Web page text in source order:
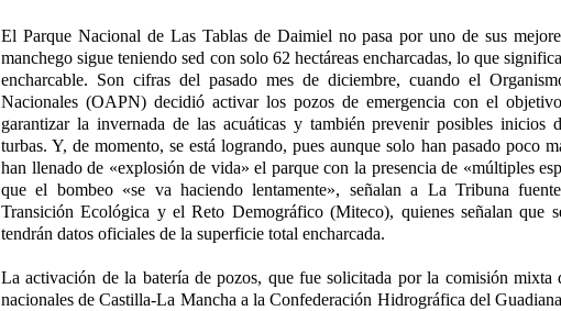
El Parque Nacional de Las Tablas de Daimiel no pasa por uno de sus
manchego sigue teniendo sed con solo 62 hectáreas encharcadas, lo que
encharcable. Son cifras del pasado mes de diciembre, cuando el
Nacionales (OAPN) decidió activar los pozos de emergencia con el
garantizar la invernada de las acuáticas y también prevenir posibles inicios
turbas. Y, de momento, se está logrando, pues aunque solo han pasado poco
han llenado de «explosión de vida» el parque con la presencia de «múltiples
que el bombeo «se va haciendo lentamente», señalan a La Tribuna
Transición Ecológica y el Reto Demográfico (Miteco), quienes señalan que
tendrán datos oficiales de la superficie total encharcada.
La activación de la batería de pozos, que fue solicitada por la comisión mixta
nacionales de Castilla-La Mancha a la Confederación Hidrográfica del